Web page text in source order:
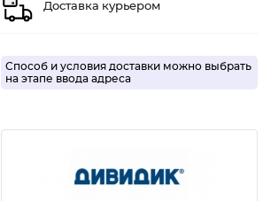
Доставка курьером
Способ и условия доставки можно выбрать
на этапе ввода адреса